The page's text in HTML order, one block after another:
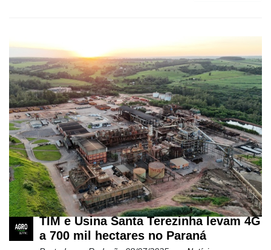
TIM e Usina Santa Terezinha levam 4G
a 700 mil hectares no Paraná